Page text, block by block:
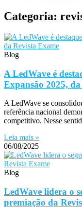
Categoria:
Blog
A LedWave é
Expansão 2025,
A LedWave se
referência nacional
competitivo. Nesse
Leia mais »
06/08/2025
Blog
LedWave lidera o
premiação da